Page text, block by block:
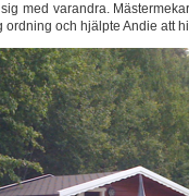
med varandra.
ordning och hjälpte Andie att